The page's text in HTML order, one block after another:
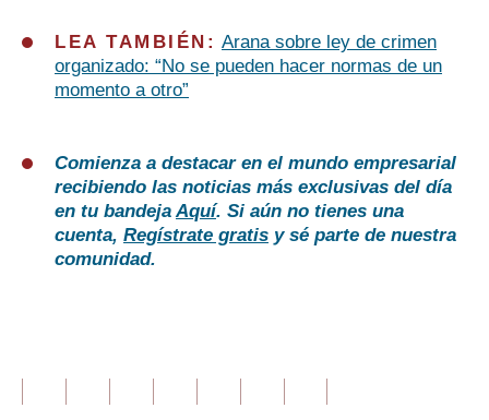
LEA TAMBIÉN: Arana sobre ley de crimen
organizado: “No se pueden hacer normas de un
momento a otro”
Comienza a destacar en el mundo empresarial
recibiendo las noticias más exclusivas del día
en tu bandejaAquí. Si aún no tienes una
cuenta, Regístrate gratis y sé parte de nuestra
comunidad.